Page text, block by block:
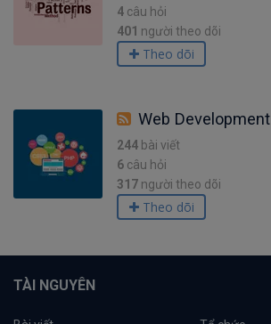
4 câu hỏi
401 người theo dõi
Theo dõi
Web Development
244 bài viết
6 câu hỏi
317 người theo dõi
Theo dõi
TÀI NGUYÊN